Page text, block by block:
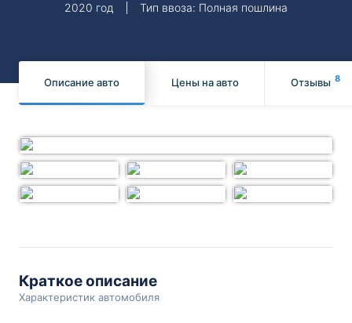
2020 год Тип ввоза: Полная пошлина
Описание авто Цены на авто Отзывы 8
Краткое описание
Характеристик автомобиля